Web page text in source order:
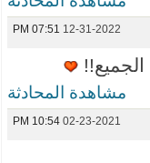
12-31-2022
07:51 PM
مشاهدة المحادثة
02-23-2021
10:54 PM